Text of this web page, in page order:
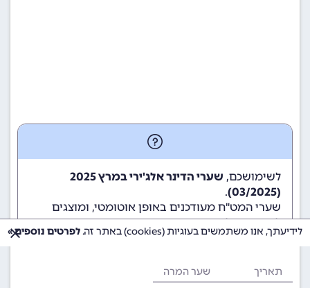
לשימושכם,
שערי הדינר אלג'ירי במרץ 2025
(03/2025)
.
שערי המט"ח מעודכנים באופן אוטומטי, ומוצגים
לשימוש גולשי ומשתמשי האתר.
תאריך שער המרה
לידיעתך, אנו משתמשים בעוגיות (cookies) באתר זה. לפרטים נוספים »